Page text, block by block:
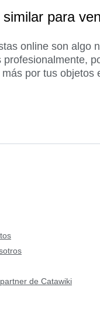
para
online son algo
profesionalmente,
por tus objetos
de Catawiki